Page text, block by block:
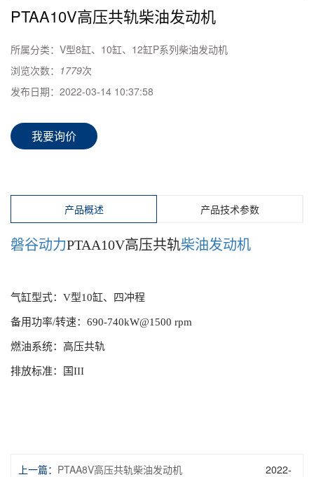
PTAA10V高压共轨柴油发动机
所属分类： V型8缸、10缸、12缸P系列柴油发动机
浏览次数： 1779次
发布日期： 2022-03-14 10:37:58
我要询价
产品概述 产品技术参数
磐谷动力PTAA10V高压共轨柴油发动机
气缸型式：V型10缸、四冲程
备用功率/转速：690-740kW@1500 rpm
燃油系统：高压共轨
排放标准：国III
上一篇： PTAA8V高压共轨柴油发动机
2022-